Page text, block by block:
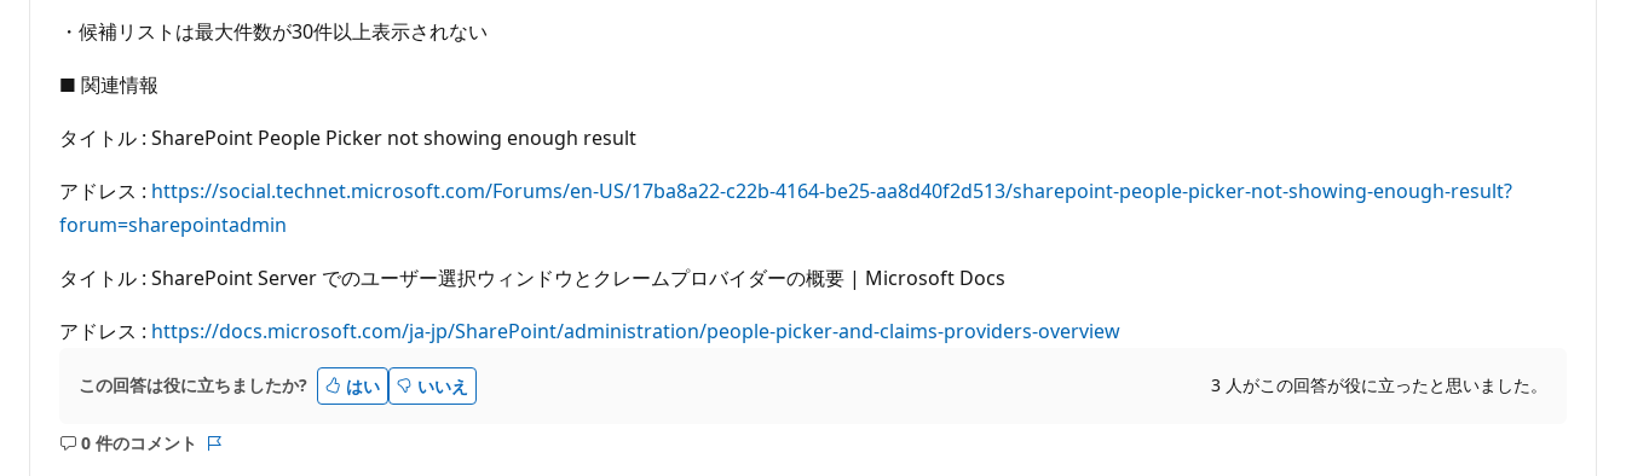
・候補リストは最大件数が30件以上表示されない
■ 関連情報
タイトル : SharePoint People Picker not showing enough result
アドレス : https://social.technet.microsoft.com/Forums/en-US/17ba8a22-c22b-4164-be25-aa8d40f2d513/sharepoint-people-picker-not-showing-enough-result?
forum=sharepointadmin
タイトル : SharePoint Server でのユーザー選択ウィンドウとクレームプロバイダーの概要 | Microsoft Docs
アドレス : https://docs.microsoft.com/ja-jp/SharePoint/administration/people-picker-and-claims-providers-overview
この回答は役に立ちましたか? はい いいえ 3 人がこの回答が役に立ったと思いました。
0 件のコメント
コ